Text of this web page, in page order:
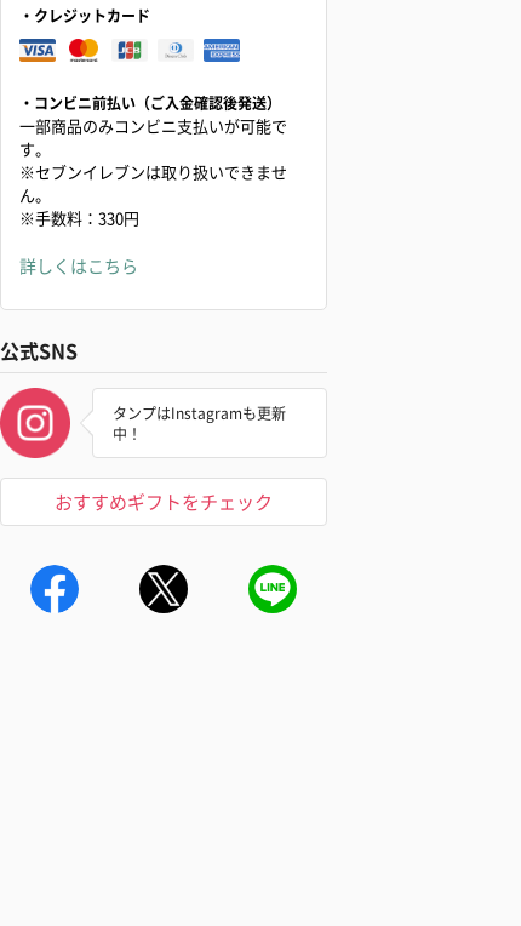
・クレジットカード
・コンビニ前払い（ご入金確認後発送）
一部商品のみコンビニ支払いが可能で
す。
※セブンイレブンは取り扱いできませ
ん。
※手数料：330円
詳しくはこちら
公式SNS
タンプはInstagramも更新
中！
おすすめギフトをチェック